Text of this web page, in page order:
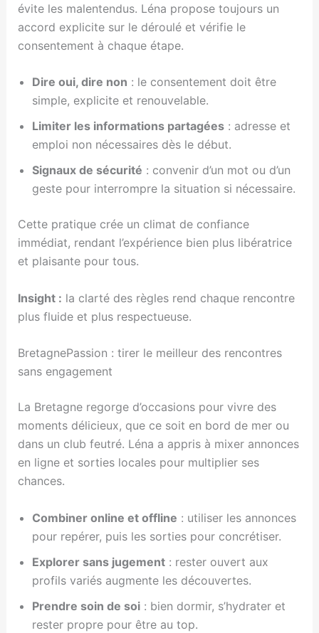
évite les malentendus. Léna propose toujours un
accord explicite sur le déroulé et vérifie le
consentement à chaque étape.
Dire oui, dire non : le consentement doit être
simple, explicite et renouvelable.
Limiter les informations partagées: adresse et
emploi non nécessaires dès le début.
Signaux de sécurité : convenir d’un mot ou d’un
geste pour interrompre la situation si nécessaire.
Cette pratique crée un climat de confiance
immédiat, rendant l’expérience bien plus libératrice
et plaisante pour tous.
Insight : la clarté des règles rend chaque rencontre
plus fluide et plus respectueuse.
BretagnePassion : tirer le meilleur des rencontres
sans engagement
La Bretagne regorge d’occasions pour vivre des
moments délicieux, que ce soit en bord de mer ou
dans un club feutré. Léna a appris à mixer annonces
en ligne et sorties locales pour multiplier ses
chances.
Combiner online et offline : utiliser les annonces
pour repérer, puis les sorties pour concrétiser.
Explorer sans jugement: rester ouvert aux
profils variés augmente les découvertes.
Prendre soin de soi: bien dormir, s’hydrater et
rester propre pour être au top.